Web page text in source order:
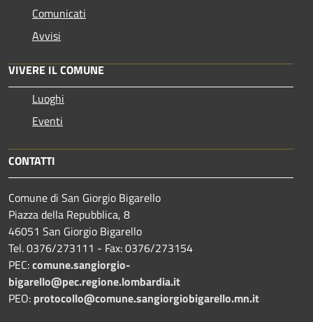
Comunicati
Avvisi
VIVERE IL COMUNE
Luoghi
Eventi
CONTATTI
Comune di San Giorgio Bigarello
Piazza della Repubblica, 8
46051 San Giorgio Bigarello
Tel. 0376/273111 - Fax: 0376/273154
PEC:comune.sangiorgio-
bigarello@pec.regione.lombardia.it
PEO: protocollo@comune.sangiorgiobigarello.mn.it